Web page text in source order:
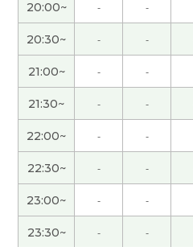
今天谢谢您。重庆的夜景一
的回忆真是太好了。去不熟
变化，真让人不舒服。对不
话而感到害怕。下次见！(
谢谢您，我还要继续努力学
晶老师，谢谢！今年我还没
我可能去不了。尤其我已经
我很期待听你旅游的回忆。
片吧！下次见！
( 50代 女
20:00~ - -
20:30~ - -
21:00~ - -
21:30~ - -
22:00~ - -
22:30~ - -
23:00~ - -
23:30~ - -